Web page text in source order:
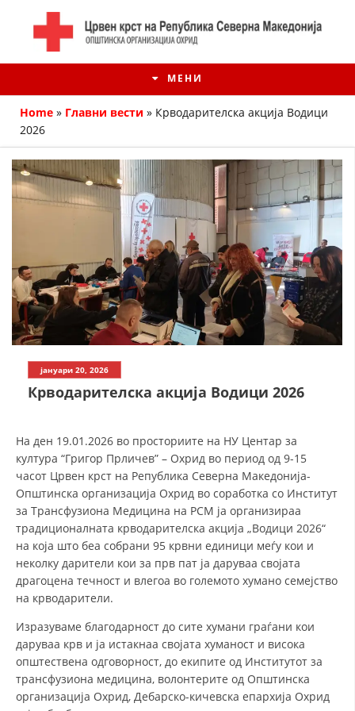
МЕНИ
ИСТОРИЈАТ НА ЦКРМ
ИСТОРИЈАТ НА ДВИЖЕЊЕТО
СТРУКТУРА НА ОРГАНИЗАЦИЈАТА
КОНТАКТ ИНФОРМАЦИИ
ЗАКОН ЗА ЦКРМ
СТАТУТ НА ЦКРМ
РАКОВОДЕН ОДБОР
СТРУКТУРА И ОРГАНИЗАЦИОНА ПОСТАВЕНОСТ
Home » Главни вести » Крводарителска акција Водици
2026
јануари 20, 2026
Крводарителска акција Водици 2026
На ден 19.01.2026 во просториите на НУ Центар за
култура “Григор Прличев” – Охрид во период од 9-15
часот Црвен крст на Република Северна Македонија-
Општинска организација Охрид во соработка со Институт
за Трансфузиона Медицина на РСМ ја организираа
традиционалната крводарителска акција „Водици 2026“
на која што беа собрани 95 крвни единици меѓу кои и
неколку дарители кои за прв пат ја даруваа својата
драгоцена течност и влегоа во големото хумано семејство
на крводарители.
Изразуваме благодарност до сите хумани граѓани кои
даруваа крв и ја истакнаа својата хуманост и висока
општествена одговорност, до екипите од Институтот за
трансфузиона медицина, волонтерите од Општинска
организација Охрид, Дебарско-кичевска епархија Охрид